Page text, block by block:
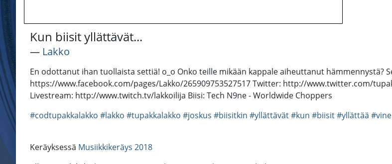
Kun biisit yllättävät...
― Lakko
En odottanut ihan tuollaista settiä! o_o Onko teille mikään kappale aiheuttanut hämmennystä?
https://www.facebook.com/pages/Lakko/265909753527517 Twitter: http://www.twitter.com/
Livestream: http://www.twitch.tv/lakkoilija Biisi: Tech N9ne - Worldwide Choppers
#codtupakkalakko #lakko #tupakkalakko #joskus #biisitkin #yllättävät#kun #biisit#yllättää #vine
Keräyksessä Musiikkikeräys 2018